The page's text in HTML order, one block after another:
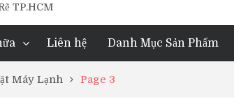
TP.HCM
Liên hệ Danh Mục Sản Phẩm
Máy Lạnh Page 3